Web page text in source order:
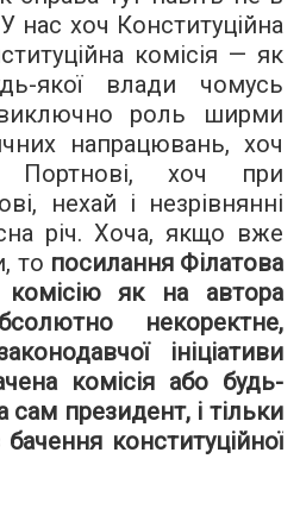
нас хоч Конституційна
комісія — як
якої влади чомусь
виключно роль ширми
напрацювань, хоч
Портнові, хоч при
нехай і незрівнянні
річ. Хоча, якщо вже
то посилання Філатова
комісію як на автора
некоректне,
ініціативи
комісія або будь-
сам президент, і тільки
конституційної